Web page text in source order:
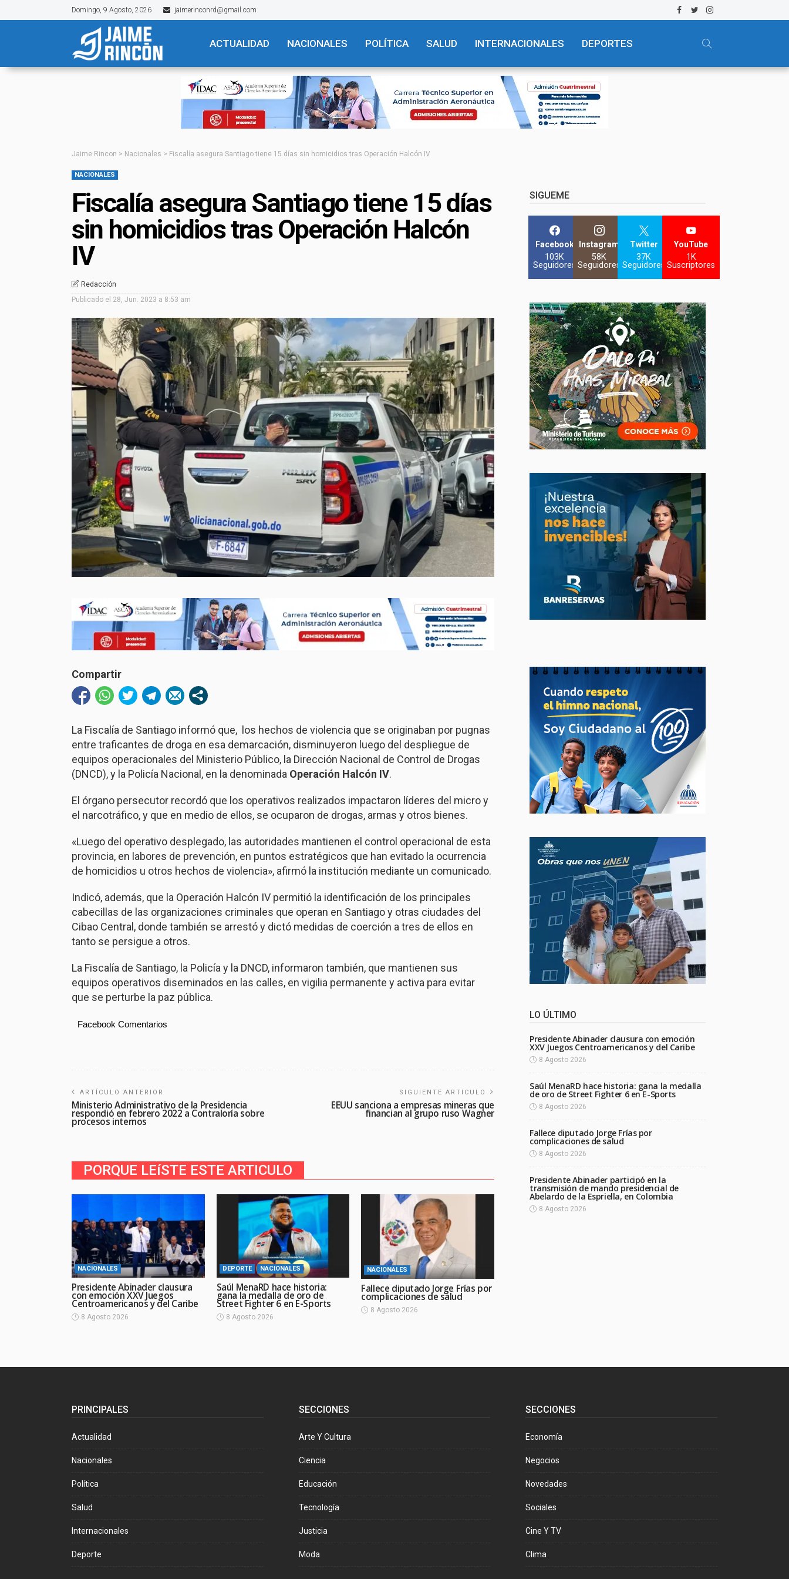
Domingo, 9 Agosto, 2026 jaimerinconrd@gmail.com
ACTUALIDAD NACIONALES POLÍTICA SALUD INTERNACIONALES DEPORTES
Jaime Rincon > Nacionales > Fiscalía asegura Santiago tiene 15 días sin homicidios tras Operación Halcón IV
NACIONALES
Fiscalía asegura Santiago tiene 15 días
sin homicidios tras Operación Halcón
IV
Redacción
Publicado el 28, Jun. 2023 a 8:53 am
Compartir
La Fiscalía de Santiago informó que, los hechos de violencia que se originaban por pugnas
entre traficantes de droga en esa demarcación, disminuyeron luego del despliegue de
equipos operacionales del Ministerio Público, la Dirección Nacional de Control de Drogas
(DNCD), y la Policía Nacional, en la denominada Operación Halcón IV.
El órgano persecutor recordó que los operativos realizados impactaron líderes del micro y
el narcotráfico, y que en medio de ellos, se ocuparon de drogas, armas y otros bienes.
«Luego del operativo desplegado, las autoridades mantienen el control operacional de esta
provincia, en labores de prevención, en puntos estratégicos que han evitado la ocurrencia
de homicidios u otros hechos de violencia», afirmó la institución mediante un comunicado.
Indicó, además, que la Operación Halcón IV permitió la identificación de los principales
cabecillas de las organizaciones criminales que operan en Santiago y otras ciudades del
Cibao Central, donde también se arrestó y dictó medidas de coerción a tres de ellos en
tanto se persigue a otros.
La Fiscalía de Santiago, la Policía y la DNCD, informaron también, que mantienen sus
equipos operativos diseminados en las calles, en vigilia permanente y activa para evitar
que se perturbe la paz pública.
Facebook Comentarios
ARTÍCULO ANTERIOR
Ministerio Administrativo de la Presidencia
respondió en febrero 2022 a Contraloría sobre
procesos internos
SIGUIENTE ARTICULO
EEUU sanciona a empresas mineras que
financian al grupo ruso Wagner
PORQUE LEíSTE ESTE ARTICULO
NACIONALES
Presidente Abinader clausura
con emoción XXV Juegos
Centroamericanos y del Caribe
8 Agosto 2026
DEPORTE NACIONALES
Saúl MenaRD hace historia:
gana la medalla de oro de
Street Fighter 6 en E-Sports
8 Agosto 2026
NACIONALES
Fallece diputado Jorge Frías por
complicaciones de salud
8 Agosto 2026
SIGUEME
Facebook
103K
Seguidores
Instagram
58K
Seguidores
Twitter
37K
Seguidores
YouTube
1K
Suscriptores
LO ÚLTIMO
Presidente Abinader clausura con emoción
XXV Juegos Centroamericanos y del Caribe
8 Agosto 2026
Saúl MenaRD hace historia: gana la medalla
de oro de Street Fighter 6 en E-Sports
8 Agosto 2026
Fallece diputado Jorge Frías por
complicaciones de salud
8 Agosto 2026
Presidente Abinader participó en la
transmisión de mando presidencial de
Abelardo de la Espriella, en Colombia
8 Agosto 2026
PRINCIPALES
Actualidad
Nacionales
Política
Salud
Internacionales
Deporte
SECCIONES
Arte Y Cultura
Ciencia
Educación
Tecnología
Justicia
Moda
SECCIONES
Economía
Negocios
Novedades
Sociales
Cine Y TV
Clima